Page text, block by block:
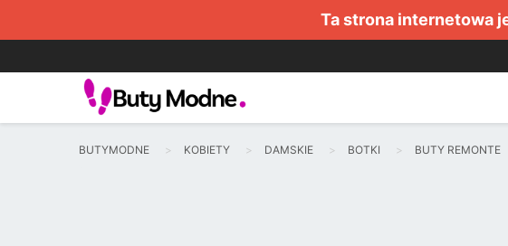
Ta strona internetowa
BUTYMODNE KOBIETY DAMSKIE BOTKI BUTY REMONTE